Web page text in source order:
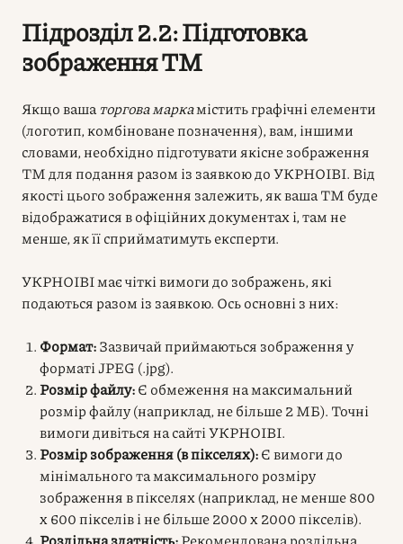
Підрозділ 2.2: Підготовка
зображення ТМ
Якщо ваша торгова маркамістить графічні елементи
(логотип, комбіноване позначення), вам, іншими
словами, необхідно підготувати якісне зображення
ТМ для подання разом із заявкою до УКРНОІВІ. Від
якості цього зображення залежить, як ваша ТМ буде
відображатися в офіційних документах і, там не
менше, як її сприйматимуть експерти.
УКРНОІВІ має чіткі вимоги до зображень, які
подаються разом із заявкою. Ось основні з них:
Формат:Зазвичай приймаються зображення у
форматі JPEG (.jpg).
Розмір файлу:Є обмеження на максимальний
розмір файлу (наприклад, не більше 2 МБ). Точні
вимоги дивіться на сайті УКРНОІВІ.
Розмір зображення (в пікселях):Є вимоги до
мінімального та максимального розміру
зображення в пікселях (наприклад, не менше 800
x 600 пікселів і не більше 2000 x 2000 пікселів).
Роздільна здатність:Рекомендована роздільна